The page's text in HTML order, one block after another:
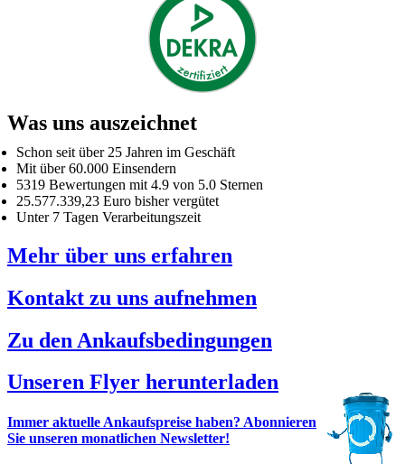
Was uns auszeichnet
Schon seit über 25 Jahren im Geschäft
Mit über 60.000 Einsendern
5319 Bewertungen mit 4.9 von 5.0 Sternen
25.577.339,23 Euro bisher vergütet
Unter 7 Tagen Verarbeitungszeit
Mehr über uns erfahren
Kontakt zu uns aufnehmen
Zu den Ankaufsbedingungen
Unseren Flyer herunterladen
Immer aktuelle Ankaufspreise haben? Abonnieren
Sie unseren monatlichen Newsletter!